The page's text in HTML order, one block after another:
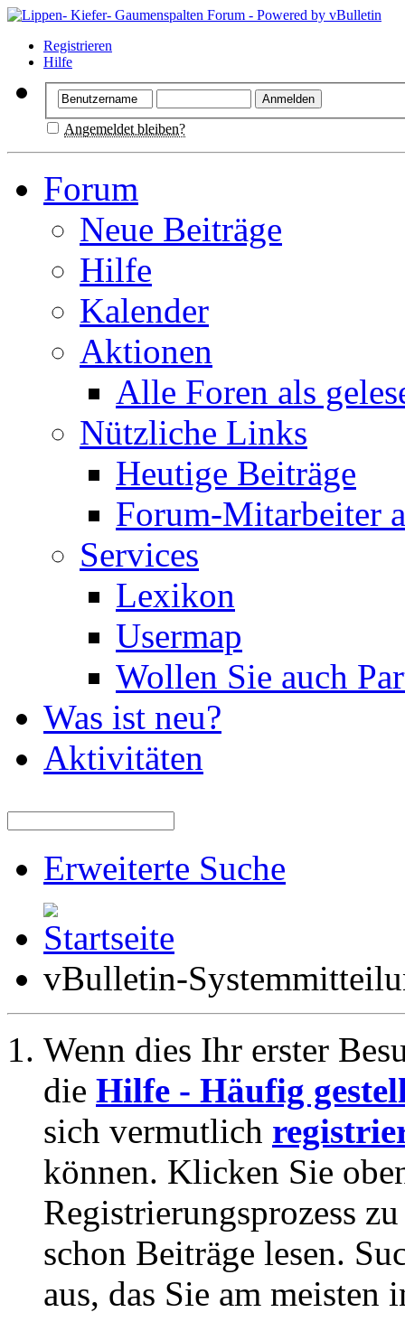
Registrieren
Hilfe
Angemeldet bleiben?
Forum
Neue Beiträge
Hilfe
Kalender
Aktionen
Alle Foren als
Nützliche Links
Heutige Beiträge
Forum-Mitarbeiter
Services
Lexikon
Usermap
Wollen Sie auch
Was ist neu?
Aktivitäten
Erweiterte Suche
vBulletin-
Wenn dies Ihr erster
die Hilfe - Häufig
sich vermutlich
können. Klicken Sie
Registrierungsprozess
schon Beiträge lesen.
aus, das Sie am meisten